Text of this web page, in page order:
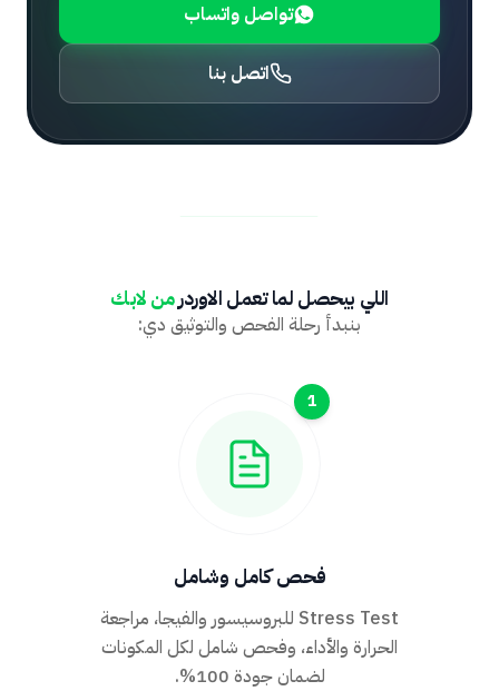
تواصل واتساب
اتصل بنا
اللي بيحصل لما تعمل الاوردرمن لابك
بنبدأ رحلة الفحص والتوثيق دي:
1
فحص كامل وشامل
Stress Test للبروسيسور والفيجا، مراجعة
الحرارة والأداء، وفحص شامل لكل المكونات
لضمان جودة 100%.